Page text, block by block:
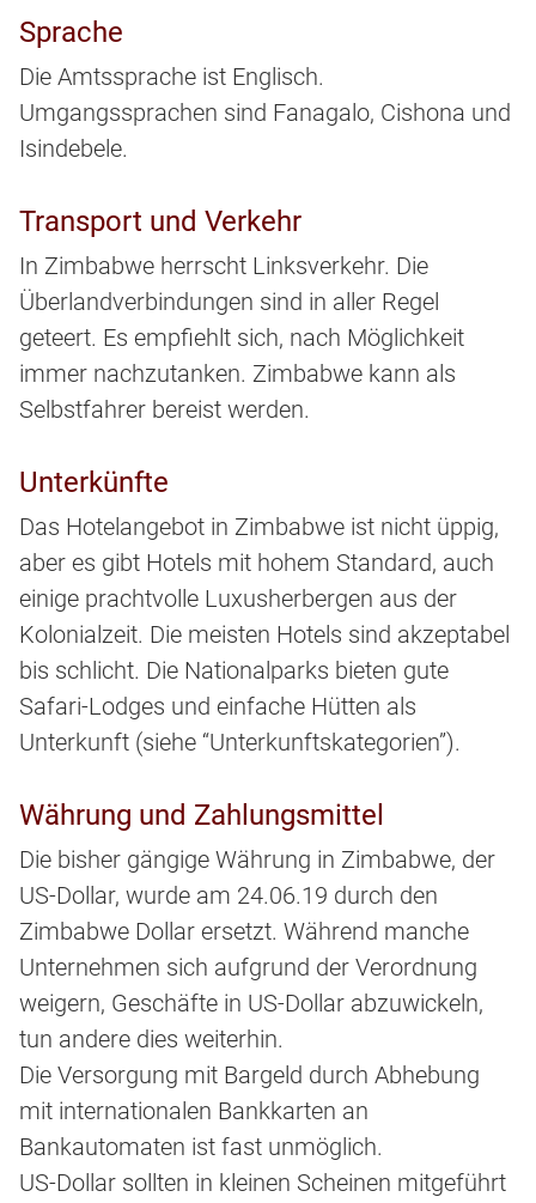
Sprache
Die Amtssprache ist Englisch.
Umgangssprachen sind Fanagalo, Cishona und
Isindebele.
Transport und Verkehr
In Zimbabwe herrscht Linksverkehr. Die
Überlandverbindungen sind in aller Regel
geteert. Es empfiehlt sich, nach Möglichkeit
immer nachzutanken. Zimbabwe kann als
Selbstfahrer bereist werden.
Unterkünfte
Das Hotelangebot in Zimbabwe ist nicht üppig,
aber es gibt Hotels mit hohem Standard, auch
einige prachtvolle Luxusherbergen aus der
Kolonialzeit. Die meisten Hotels sind akzeptabel
bis schlicht. Die Nationalparks bieten gute
Safari-Lodges und einfache Hütten als
Unterkunft (siehe “Unterkunftskategorien”).
Währung und Zahlungsmittel
Die bisher gängige Währung in Zimbabwe, der
US-Dollar, wurde am 24.06.19 durch den
Zimbabwe Dollar ersetzt. Während manche
Unternehmen sich aufgrund der Verordnung
weigern, Geschäfte in US-Dollar abzuwickeln,
tun andere dies weiterhin.
Die Versorgung mit Bargeld durch Abhebung
mit internationalen Bankkarten an
Bankautomaten ist fast unmöglich.
US-Dollar sollten in kleinen Scheinen mitgeführt